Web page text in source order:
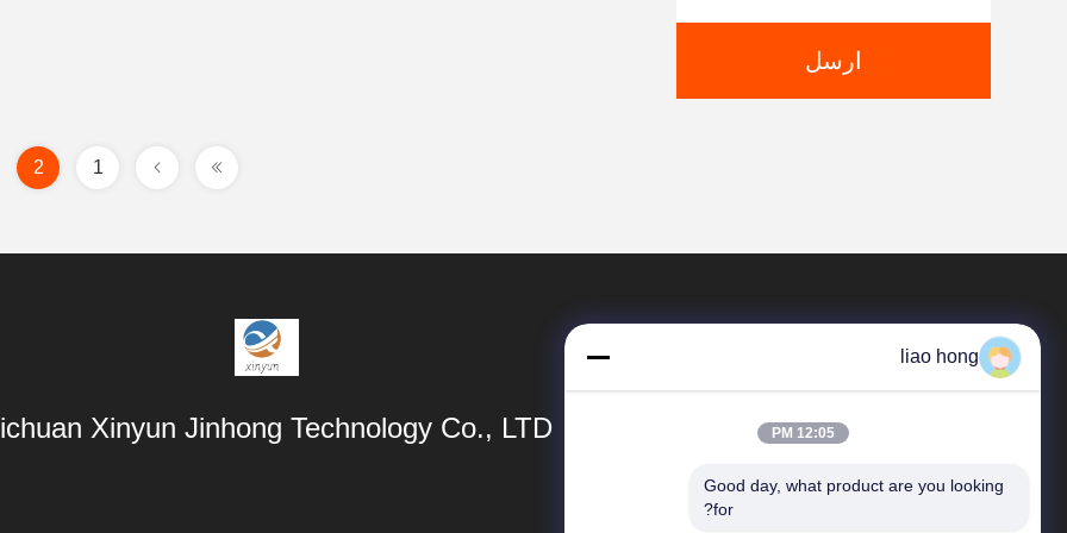
ارسل
1
2
Xinyun Jinhong Technology Co., LTD
المنتجات
liao hong
12:05 PM
Good day, what product are you looking
for?